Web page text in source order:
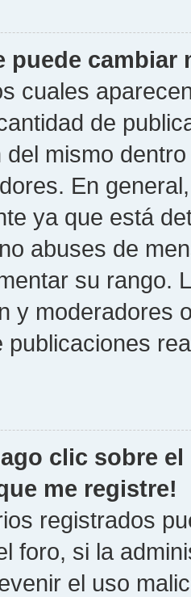
puede cambiar
cuales
de
del mismo
En
ya que está
abuses de
su rango.
y moderadores
publicaciones
clic sobre
me registre!
registrados
foro, si la
el uso